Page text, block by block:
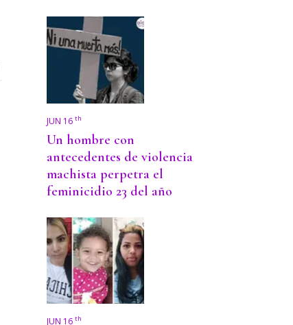
JUN 16 th
Un hombre con
antecedentes de violencia
machista perpetra el
feminicidio 23 del año
JUN 16 th